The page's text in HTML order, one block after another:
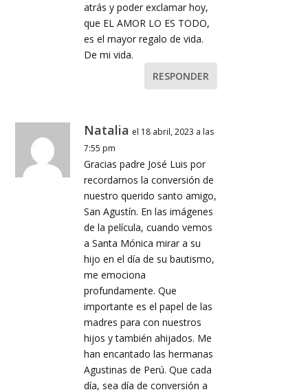
atrás y poder exclamar hoy,
que EL AMOR LO ES TODO,
es el mayor regalo de vida.
De mi vida.
RESPONDER
Natalia el 18 abril, 2023 a las
7:55 pm
Gracias padre José Luis por
recordarnos la conversión de
nuestro querido santo amigo,
San Agustín. En las imágenes
de la película, cuando vemos
a Santa Mónica mirar a su
hijo en el día de su bautismo,
me emociona
profundamente. Que
importante es el papel de las
madres para con nuestros
hijos y también ahijados. Me
han encantado las hermanas
Agustinas de Perú. Que cada
día, sea día de conversión a